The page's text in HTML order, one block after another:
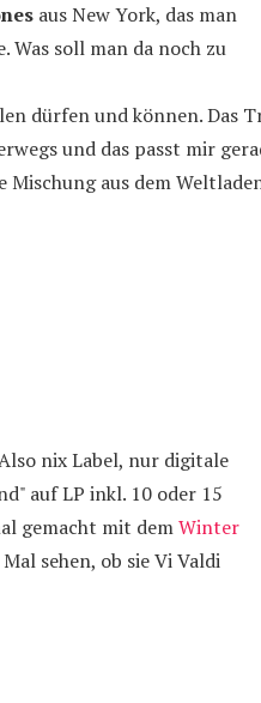
aus New York, das man
Was soll man da noch zu
dürfen und können. Das
und das passt mir
aus dem
nix Label, nur digitale
auf LP inkl. 10 oder 15
gemacht mit demWinter
sehen, ob sie Vi Valdi